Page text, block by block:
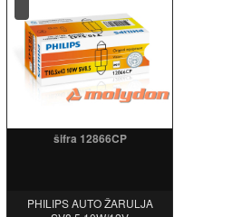
šifra 12866CP
PHILIPS AUTO ŽARULJA